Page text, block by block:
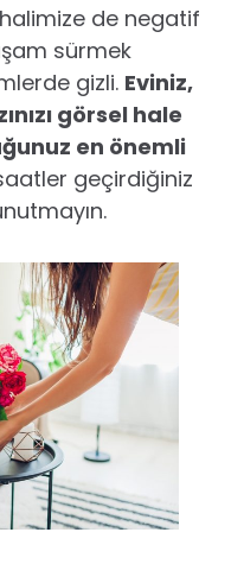
de negatif
sürmek
gizli. Eviniz,
görsel hale
en önemli
geçirdiğiniz